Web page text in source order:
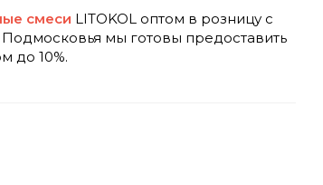
смеси LITOKOL оптом в розницу с
мы готовы предоставить
до 10%.